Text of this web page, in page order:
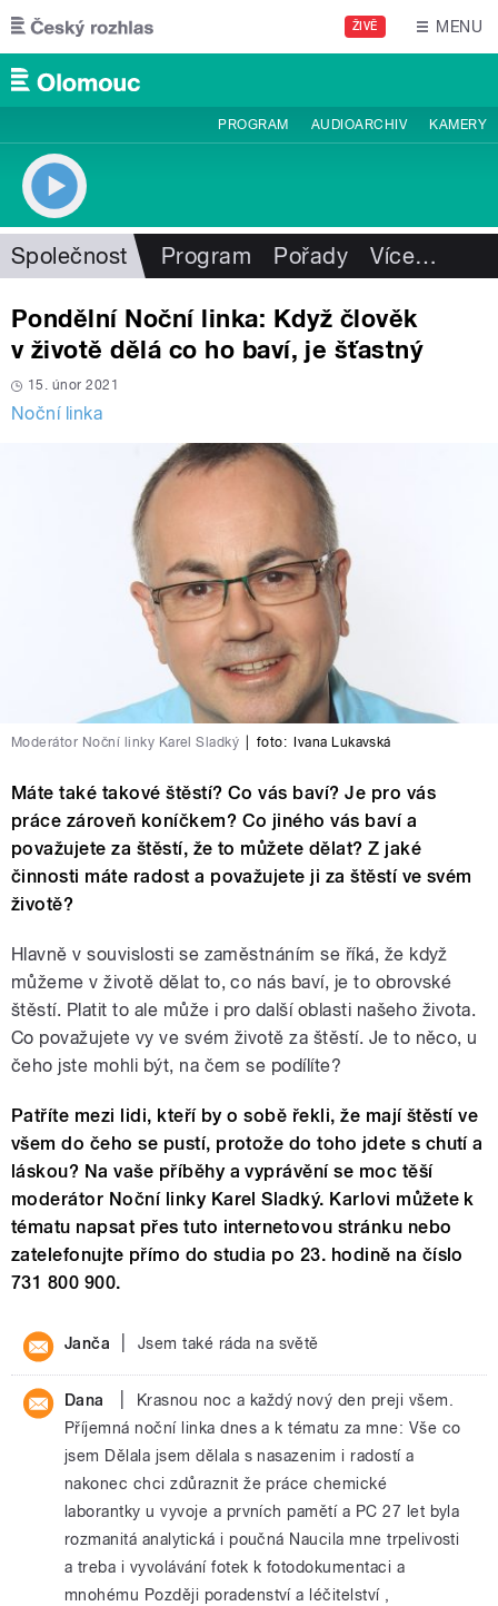
Přejít k hlavnímu obsahu
ŽIVĚ MENU
PROGRAM AUDIOARCHIV KAMERY
Společnost Program Pořady Více…
Pondělní Noční linka: Když člověk
v životě dělá co ho baví, je šťastný
15. únor 2021
Noční linka
Moderátor Noční linky Karel Sladký foto: Ivana Lukavská
Máte také takové štěstí? Co vás baví? Je pro vás
práce zároveň koníčkem? Co jiného vás baví a
považujete za štěstí, že to můžete dělat? Z jaké
činnosti máte radost a považujete ji za štěstí ve svém
životě?
Hlavně v souvislosti se zaměstnáním se říká, že když
můžeme v životě dělat to, co nás baví, je to obrovské
štěstí. Platit to ale může i pro další oblasti našeho života.
Co považujete vy ve svém životě za štěstí. Je to něco, u
čeho jste mohli být, na čem se podílíte?
Patříte mezi lidi, kteří by o sobě řekli, že mají štěstí ve
všem do čeho se pustí, protože do toho jdete s chutí a
láskou? Na vaše příběhy a vyprávění se moc těší
moderátor Noční linky Karel Sladký. Karlovi můžete k
tématu napsat přes tuto internetovou stránku nebo
zatelefonujte přímo do studia po 23. hodině na číslo
731 800 900.
Janča Jsem také ráda na světě
Dana
Krasnou noc a každý nový den preji všem.
Příjemná noční linka dnes a k tématu za mne: Vše co
jsem Dělala jsem dělala s nasazenim i radostí a
nakonec chci zdůraznit že práce chemické
laborantky u vyvoje a prvních pamětí a PC 27 let byla
rozmanitá analytická i poučná Naucila mne trpelivosti
a treba i vyvolávání fotek k fotodokumentaci a
mnohému Později poradenství a léčitelství ,